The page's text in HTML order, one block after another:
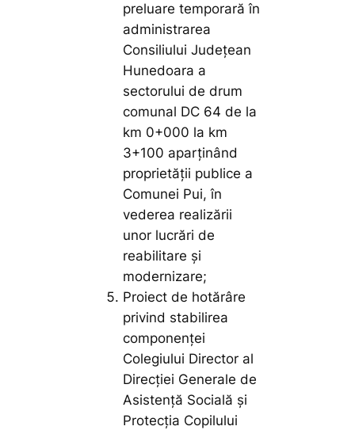
preluare temporară în
administrarea
Consiliului Județean
Hunedoara a
sectorului de drum
comunal DC 64 de la
km 0+000 la km
3+100 aparținând
proprietății publice a
Comunei Pui, în
vederea realizării
unor lucrări de
reabilitare și
modernizare;
Proiect de hotărâre
privind stabilirea
componenței
Colegiului Director al
Direcției Generale de
Asistență Socială și
Protecția Copilului